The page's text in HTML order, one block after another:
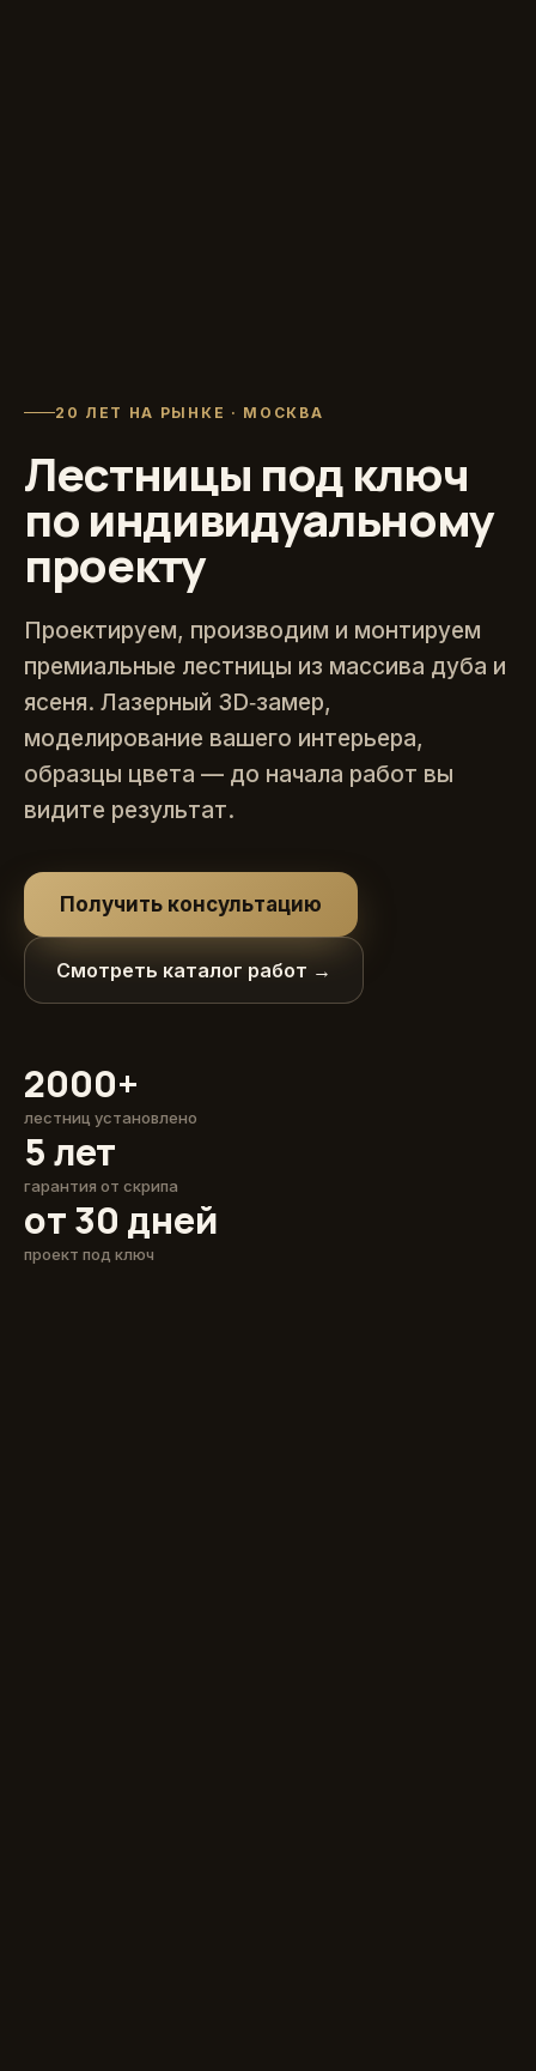
20 ЛЕТ НА РЫНКЕ · МОСКВА
Лестницы под ключ
по индивидуальному
проекту
Проектируем, производим и монтируем
премиальные лестницы из массива дуба и
ясеня. Лазерный 3D‑замер,
моделирование вашего интерьера,
образцы цвета — до начала работ вы
видите результат.
Получить консультацию
Смотреть каталог работ →
2000+
лестниц установлено
5 лет
гарантия от скрипа
от 30 дней
проект под ключ